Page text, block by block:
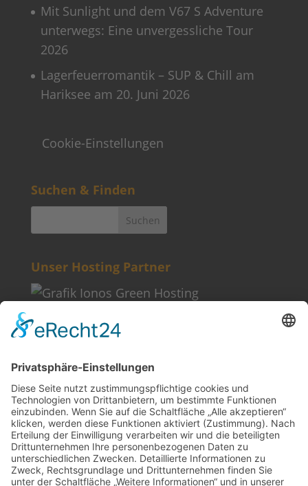
Mit Sunlight und dem V67 S Adventure
unterwegs: Eine unvergessliche Tour
2026
Lagerfeuerromantik – SUP & Chill am
Hariksee am 20. Juni 2026
Cookie-Einstellungen
Suchen & Finden
Unser Hosting Partner
Weitere Informationen
Kontakt
Newsletter
FAQ
Schlagworte
Datenschutz